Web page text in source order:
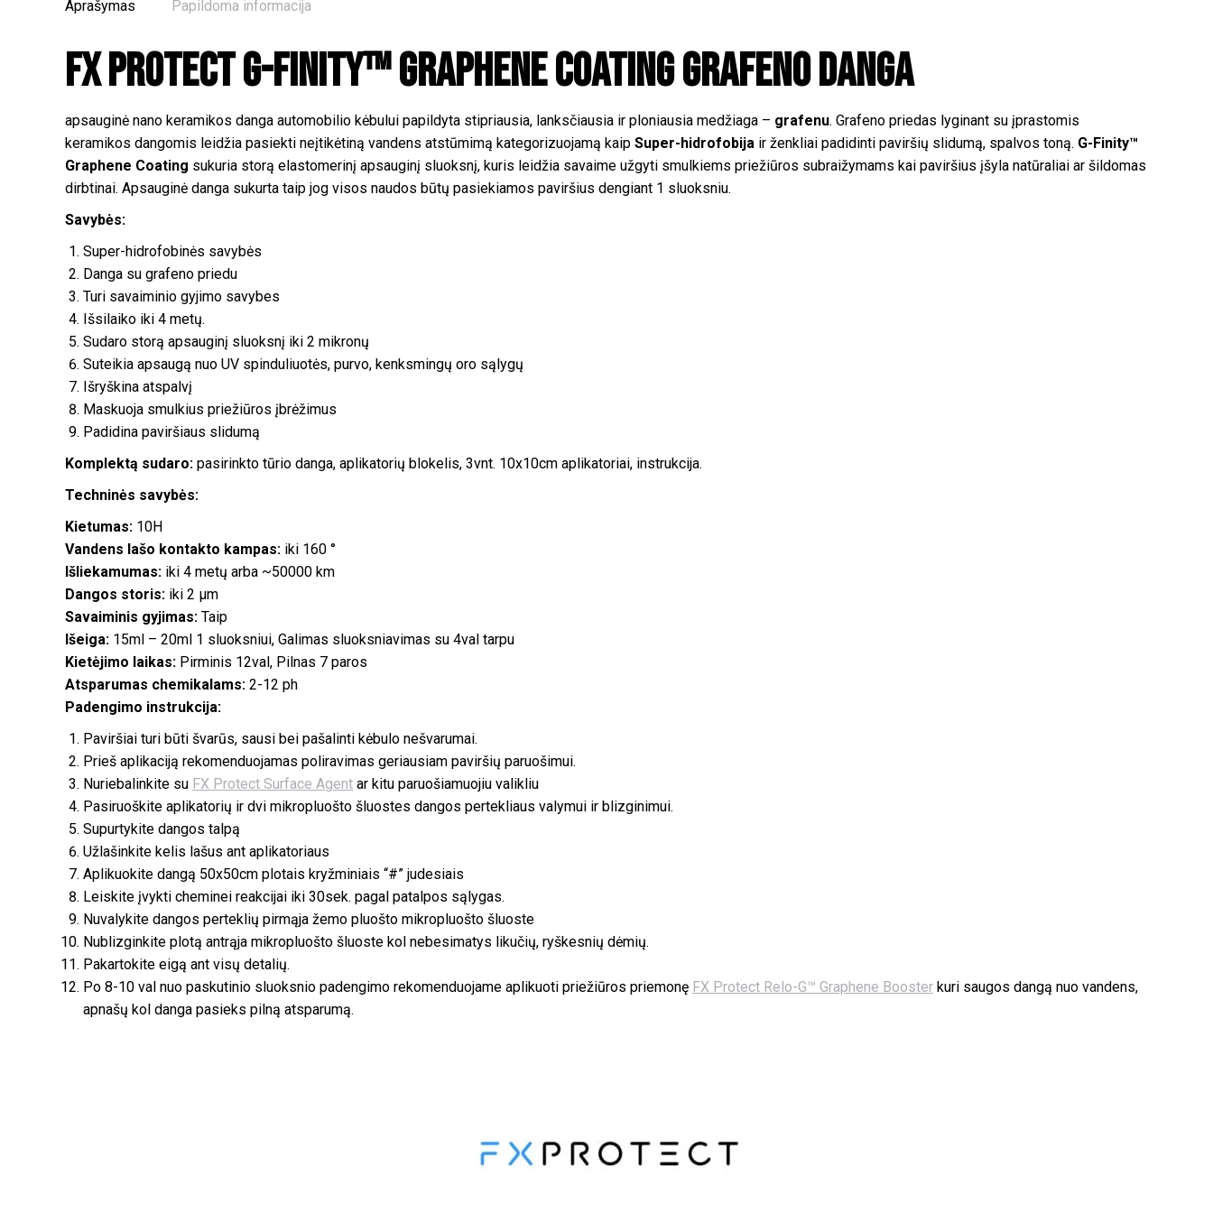
Aprašymas Papildoma informacija
FX Protect G-Finity™ Graphene Coating grafeno danga
apsauginė nano keramikos danga automobilio kėbului papildyta stipriausia, lanksčiausia ir ploniausia medžiaga – grafenu. Grafeno priedas lyginant su įprastomis
keramikos dangomis leidžia pasiekti neįtikėtiną vandens atstūmimą kategorizuojamą kaip Super-hidrofobija ir ženkliai padidinti paviršių slidumą, spalvos toną. G-Finity™
Graphene Coating sukuria storą elastomerinį apsauginį sluoksnį, kuris leidžia savaime užgyti smulkiems priežiūros subraižymams kai paviršius įšyla natūraliai ar šildomas
dirbtinai. Apsauginė danga sukurta taip jog visos naudos būtų pasiekiamos paviršius dengiant 1 sluoksniu.
Savybės:
Super-hidrofobinės savybės
Danga su grafeno priedu
Turi savaiminio gyjimo savybes
Išsilaiko iki 4 metų.
Sudaro storą apsauginį sluoksnį iki 2 mikronų
Suteikia apsaugą nuo UV spinduliuotės, purvo, kenksmingų oro sąlygų
Išryškina atspalvį
Maskuoja smulkius priežiūros įbrėžimus
Padidina paviršiaus slidumą
Komplektą sudaro: pasirinkto tūrio danga, aplikatorių blokelis, 3vnt. 10x10cm aplikatoriai, instrukcija.
Techninės savybės:
Kietumas: 10H
Vandens lašo kontakto kampas: iki 160 °
Išliekamumas: iki 4 metų arba ~50000 km
Dangos storis: iki 2 μm
Savaiminis gyjimas: Taip
Išeiga: 15ml – 20ml 1 sluoksniui, Galimas sluoksniavimas su 4val tarpu
Kietėjimo laikas: Pirminis 12val, Pilnas 7 paros
Atsparumas chemikalams: 2-12 ph
Padengimo instrukcija:
Paviršiai turi būti švarūs, sausi bei pašalinti kėbulo nešvarumai.
Prieš aplikaciją rekomenduojamas poliravimas geriausiam paviršių paruošimui.
Nuriebalinkite su FX Protect Surface Agent ar kitu paruošiamuojiu valikliu
Pasiruoškite aplikatorių ir dvi mikropluošto šluostes dangos pertekliaus valymui ir blizginimui.
Supurtykite dangos talpą
Užlašinkite kelis lašus ant aplikatoriaus
Aplikuokite dangą 50x50cm plotais kryžminiais “#” judesiais
Leiskite įvykti cheminei reakcijai iki 30sek. pagal patalpos sąlygas.
Nuvalykite dangos perteklių pirmąja žemo pluošto mikropluošto šluoste
Nublizginkite plotą antrąja mikropluošto šluoste kol nebesimatys likučių, ryškesnių dėmių.
Pakartokite eigą ant visų detalių.
Po 8-10 val nuo paskutinio sluoksnio padengimo rekomenduojame aplikuoti priežiūros priemonę FX Protect Relo-G™ Graphene Booster kuri saugos dangą nuo vandens,
apnašų kol danga pasieks pilną atsparumą.